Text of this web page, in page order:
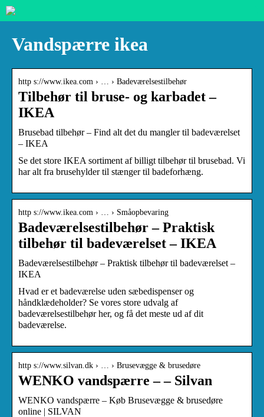
Vandspærre ikea
http s://www.ikea.com › … › Badeværelsestilbehør
Tilbehør til bruse- og karbadet –
IKEA
Brusebad tilbehør – Find alt det du mangler til badeværelset
– IKEA
Se det store IKEA sortiment af billigt tilbehør til brusebad. Vi
har alt fra brusehylder til stænger til badeforhæng.
http s://www.ikea.com › … › Småopbevaring
Badeværelsestilbehør – Praktisk
tilbehør til badeværelset – IKEA
Badeværelsestilbehør – Praktisk tilbehør til badeværelset –
IKEA
Hvad er et badeværelse uden sæbedispenser og
håndklædeholder? Se vores store udvalg af
badeværelsestilbehør her, og få det meste ud af dit
badeværelse.
http s://www.silvan.dk › … › Brusevægge & brusedøre
WENKO vandspærre – – Silvan
WENKO vandspærre – Køb Brusevægge & brusedøre
online | SILVAN